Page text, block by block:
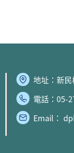
地址： 新
電話：05-
Email：